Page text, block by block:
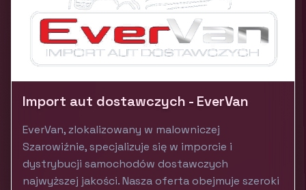
Import aut dostawczych - EverVan
EverVan, zlokalizowany w malowniczej
Szarowiźnie, specjalizuje się w imporcie i
dystrybucji samochodów dostawczych
najwyższej jakości. Nasza oferta obejmuje szeroki